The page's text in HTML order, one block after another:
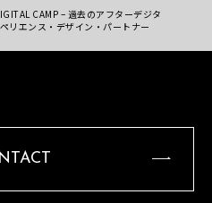
CAMP – 過去のアフターデジタ
リエンス・デザイン・パートナー